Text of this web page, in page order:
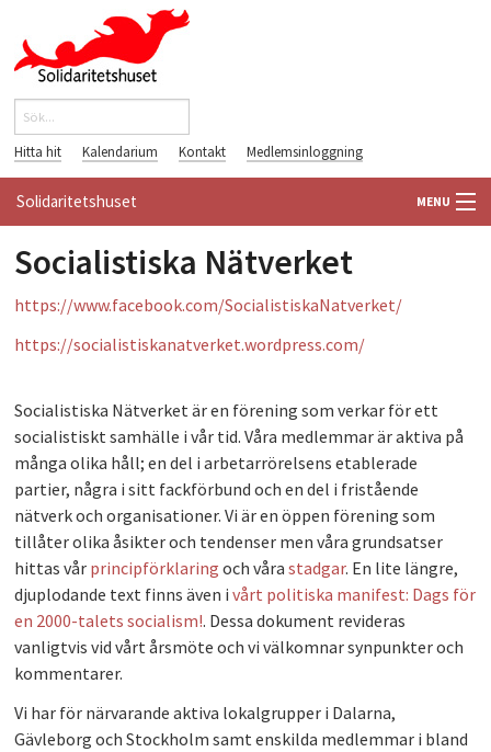
Hoppa till huvudinnehåll
Sökformulär
Hitta hit Kalendarium Kontakt Medlemsinloggning
Solidaritetshuset MENU
HEM
OM OSS
FÖRENINGAR
VÄRLDSBIBLIOTEKET
PÅ GÅNG
PLAY
Socialistiska Nätverket
https://www.facebook.com/SocialistiskaNatverket/
https://socialistiskanatverket.wordpress.com/
Socialistiska Nätverket är en förening som verkar för ett
socialistiskt samhälle i vår tid. Våra medlemmar är aktiva på
många olika håll; en del i arbetarrörelsens etablerade
partier, några i sitt fackförbund och en del i fristående
nätverk och organisationer. Vi är en öppen förening som
tillåter olika åsikter och tendenser men våra grundsatser
hittas vår principförklaring och vårastadgar. En lite längre,
djuplodande text finns även ivårt politiska manifest: Dags för
en 2000-talets socialism!. Dessa dokument revideras
vanligtvis vid vårt årsmöte och vi välkomnar synpunkter och
kommentarer.
Vi har för närvarande aktiva lokalgrupper i Dalarna,
Gävleborg och Stockholm samt enskilda medlemmar i bland